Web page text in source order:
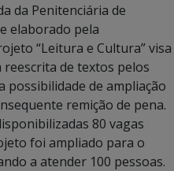
da Penitenciária de
elaborado pela
“Leitura e Cultura” visa
de textos pelos
possibilidade de ampliação
remição de pena.
80 vagas
foi ampliado para o
a atender 100 pessoas.